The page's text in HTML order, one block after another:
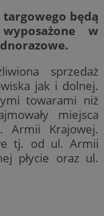
będą
w
sprzedaż
jak i dolnej.
towarami niż
miejsca
Armii Krajowej.
tj. od ul. Armii
płycie oraz ul.